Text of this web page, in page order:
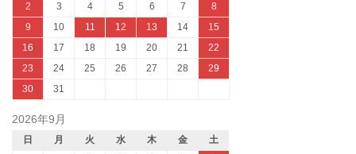
2
3 4 5 6 7
8
9
10 11 12 13 14
15
16
17 18 19 20 21
22
23
24 25 26 27 28
29
30
31
2026年9月
日 月 火 水 木 金
土